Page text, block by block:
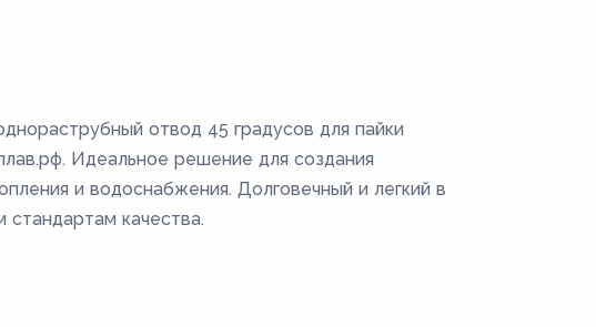
отвод 45 градусов для пайки
Идеальное решение для создания
и водоснабжения. Долговечный и легкий в
стандартам качества.